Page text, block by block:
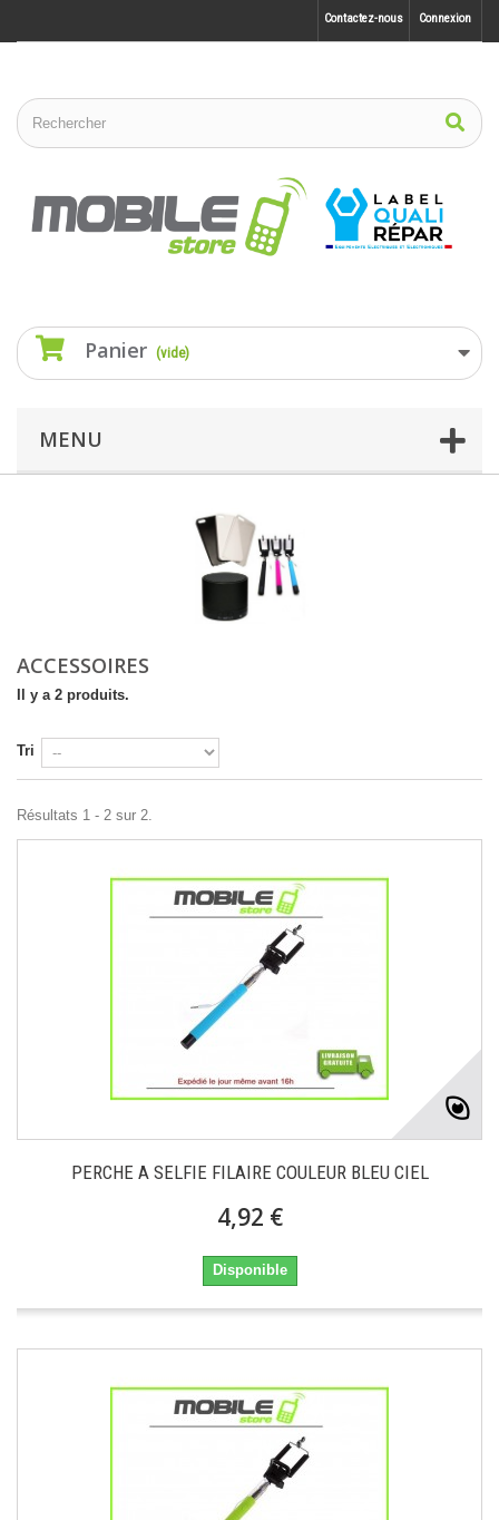
Connexion
Contactez-nous
Panier (vide)
MENU
ACCESSOIRES
Il y a 2 produits.
Tri
Résultats 1 - 2 sur 2.
PERCHE A SELFIE FILAIRE COULEUR BLEU CIEL
4,92 €
Disponible